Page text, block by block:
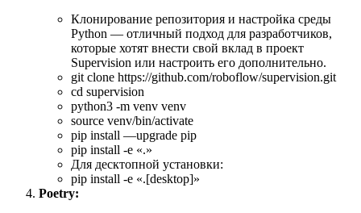
Клонирование репозитория и настройка среды
Python — отличный подход для разработчиков,
которые хотят внести свой вклад в проект
Supervision или настроить его дополнительно.
git clone https://github.com/roboflow/supervision.git
cd supervision
python3 -m venv venv
source venv/bin/activate
pip install —upgrade pip
pip install -e «.»
Для десктопной установки:
pip install -e «.[desktop]»
Poetry: